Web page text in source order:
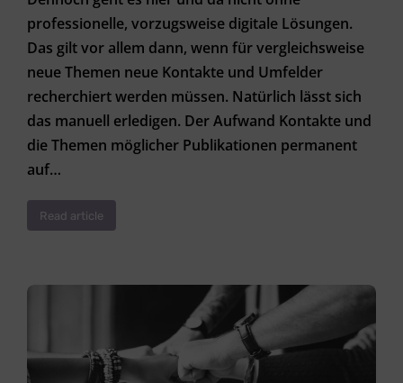
professionelle, vorzugsweise digitale Lösungen.
Das gilt vor allem dann, wenn für vergleichsweise
neue Themen neue Kontakte und Umfelder
recherchiert werden müssen. Natürlich lässt sich
das manuell erledigen. Der Aufwand Kontakte und
die Themen möglicher Publikationen permanent
auf…
Read article